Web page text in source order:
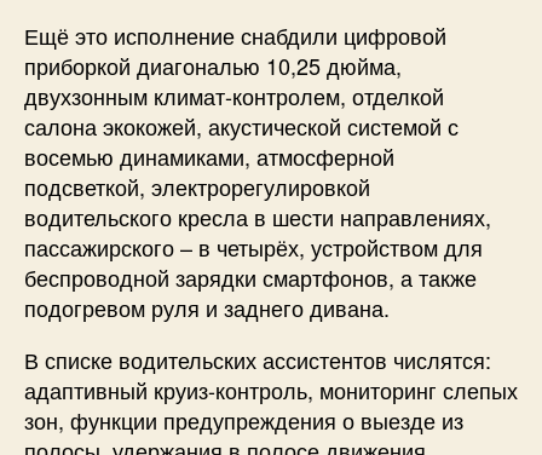
Ещё это исполнение снабдили цифровой
приборкой диагональю 10,25 дюйма,
двухзонным климат-контролем, отделкой
салона экокожей, акустической системой с
восемью динамиками, атмосферной
подсветкой, электрорегулировкой
водительского кресла в шести направлениях,
пассажирского – в четырёх, устройством для
беспроводной зарядки смартфонов, а также
подогревом руля и заднего дивана.
В списке водительских ассистентов числятся:
адаптивный круиз-контроль, мониторинг слепых
зон, функции предупреждения о выезде из